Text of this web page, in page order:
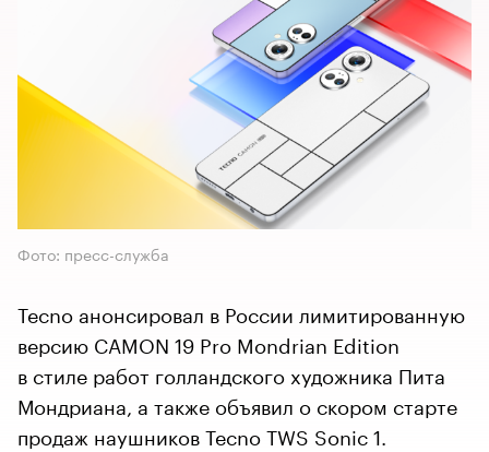
Фото: пресс-служба
Tecno анонсировал в России лимитированную
версию CAMON 19 Pro Mondrian Edition
в стиле работ голландского художника Пита
Мондриана, а также объявил о скором старте
продаж наушников Tecno TWS Sonic 1.